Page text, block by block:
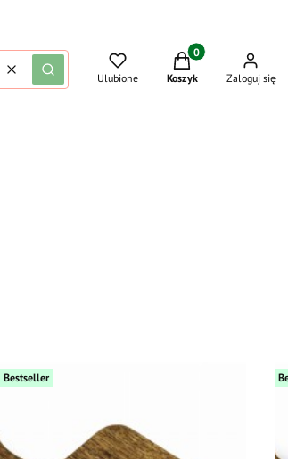
WyczyśćSzukaj Ulubione
Produkty w
Koszyk Zaloguj się
Bestseller